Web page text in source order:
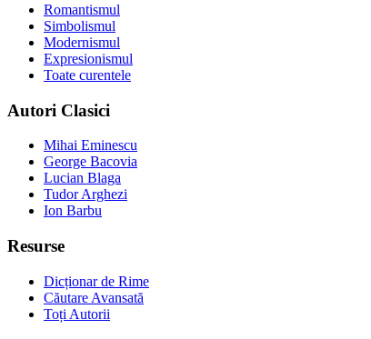
Romantismul
Simbolismul
Modernismul
Expresionismul
Toate curentele
Autori Clasici
Mihai Eminescu
George Bacovia
Lucian Blaga
Tudor Arghezi
Ion Barbu
Resurse
Dicționar de Rime
Căutare Avansată
Toți Autorii